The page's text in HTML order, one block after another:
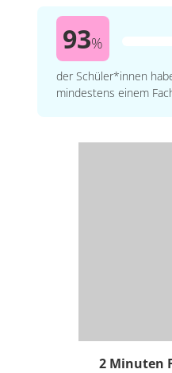
93%
der Schüler*innen
mindestens einem
2 Minuten